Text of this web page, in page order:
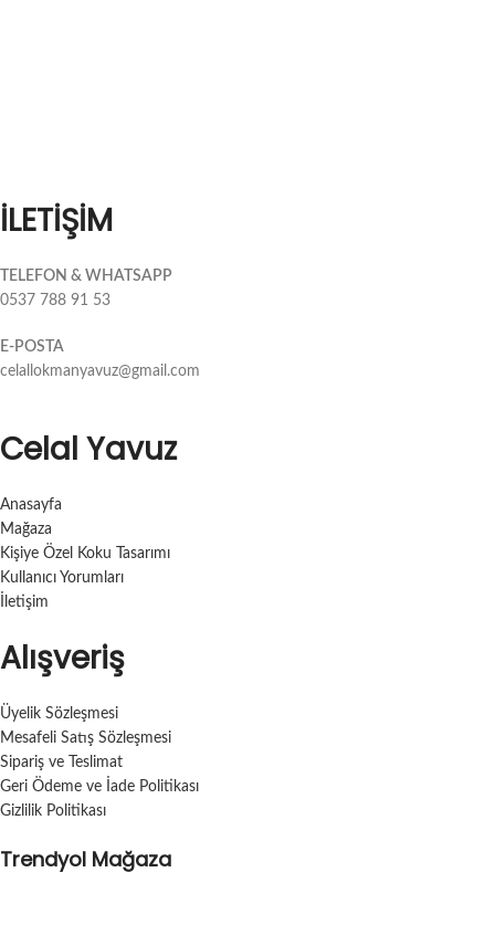
İLETİŞİM
TELEFON & WHATSAPP
0537 788 91 53
E-POSTA
celallokmanyavuz@gmail.com
Celal Yavuz
Anasayfa
Mağaza
Kişiye Özel Koku Tasarımı
Kullanıcı Yorumları
İletişim
Alışveriş
Üyelik Sözleşmesi
Mesafeli Satış Sözleşmesi
Sipariş ve Teslimat
Geri Ödeme ve İade Politikası
Gizlilik Politikası
Trendyol Mağaza